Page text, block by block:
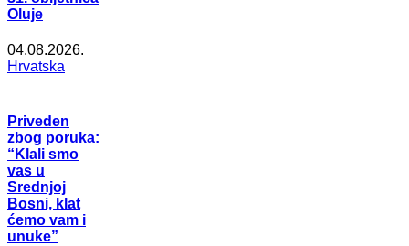
Oluje
04.08.2026.
Hrvatska
Priveden
zbog poruka:
“Klali smo
vas u
Srednjoj
Bosni, klat
ćemo vam i
unuke”